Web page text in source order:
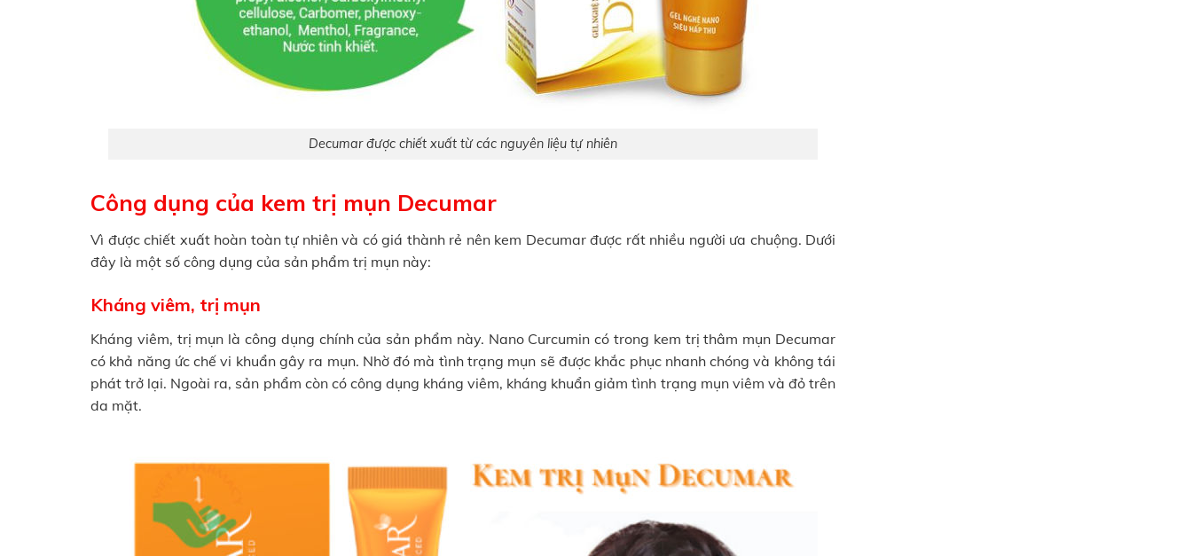
Decumar được chiết xuất từ các nguyên liệu tự nhiên
Công dụng của kem trị mụn Decumar
Vì được chiết xuất hoàn toàn tự nhiên và có giá thành rẻ nên kem Decumar được rất nhiều người ưa chuộng. Dưới
đây là một số công dụng của sản phẩm trị mụn này:
Kháng viêm, trị mụn
Kháng viêm, trị mụn là công dụng chính của sản phẩm này. Nano Curcumin có trong kem trị thâm mụn Decumar
có khả năng ức chế vi khuẩn gây ra mụn. Nhờ đó mà tình trạng mụn sẽ được khắc phục nhanh chóng và không tái
phát trở lại. Ngoài ra, sản phẩm còn có công dụng kháng viêm, kháng khuẩn giảm tình trạng mụn viêm và đỏ trên
da mặt.